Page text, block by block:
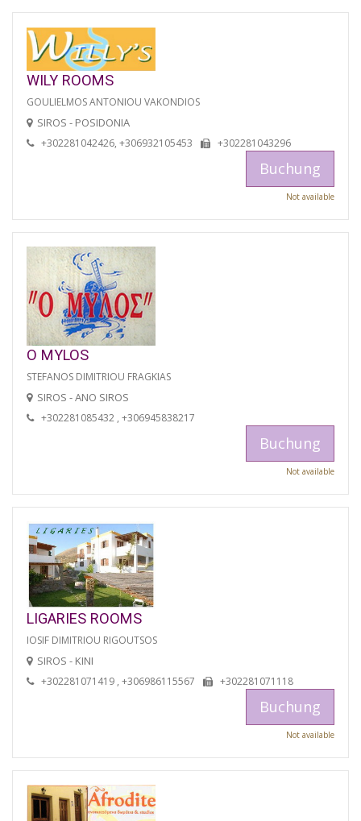
WILY ROOMS
GOULIELMOS ANTONIOU VAKONDIOS
SIROS - POSIDONIA
+302281042426, +306932105453 +302281043296
Buchung
Not available
O MYLOS
STEFANOS DIMITRIOU FRAGKIAS
SIROS - ANO SIROS
+302281085432 , +306945838217
Buchung
Not available
LIGARIES ROOMS
IOSIF DIMITRIOU RIGOUTSOS
SIROS - KINI
+302281071419 , +306986115567 +302281071118
Buchung
Not available